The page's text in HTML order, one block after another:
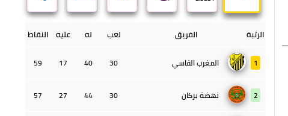
الرتبة الفريق لعب له عليه النقاط
1 المغرب الفاسي 30
40
17
59
2 نهضة بركان 30
44
27
57